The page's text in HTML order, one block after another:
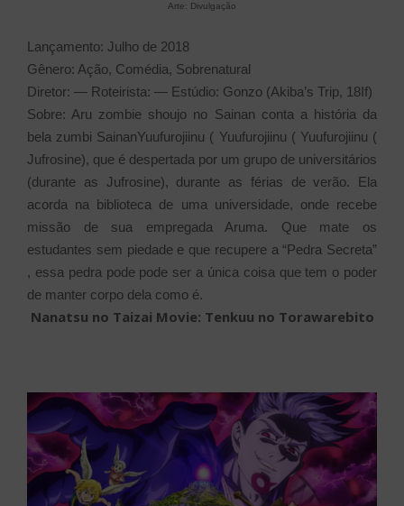
Arte: Divulgação
Lançamento: Julho de 2018
Gênero: Ação, Comédia, Sobrenatural
Diretor: — Roteirista: — Estúdio: Gonzo (Akiba’s Trip, 18If)
Sobre: Aru zombie shoujo no Sainan conta a história da
bela zumbi SainanYuufurojiinu ( Yuufurojiinu ( Yuufurojiinu (
Jufrosine), que é despertada por um grupo de universitários
(durante as Jufrosine), durante as férias de verão. Ela
acorda na biblioteca de uma universidade, onde recebe
missão de sua empregada Aruma. Que mate os
estudantes sem piedade e que recupere a “Pedra Secreta”
, essa pedra pode pode ser a única coisa que tem o poder
de manter corpo dela como é.
Nanatsu no Taizai Movie: Tenkuu no Torawarebito